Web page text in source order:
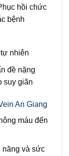
hồi chức
bệnh
nhiên
đề nặng
suy giãn
An Giang
máu đến
và sức